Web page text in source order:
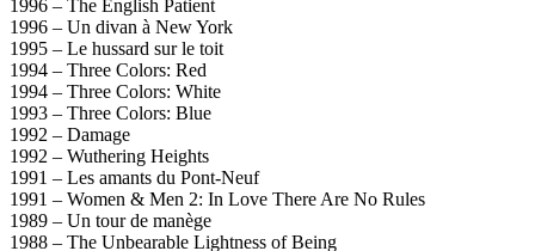
1996 – The English Patient
1996 – Un divan à New York
1995 – Le hussard sur le toit
1994 – Three Colors: Red
1994 – Three Colors: White
1993 – Three Colors: Blue
1992 – Damage
1992 – Wuthering Heights
1991 – Les amants du Pont-Neuf
1991 – Women & Men 2: In Love There Are No Rules
1989 – Un tour de manège
1988 – The Unbearable Lightness of Being